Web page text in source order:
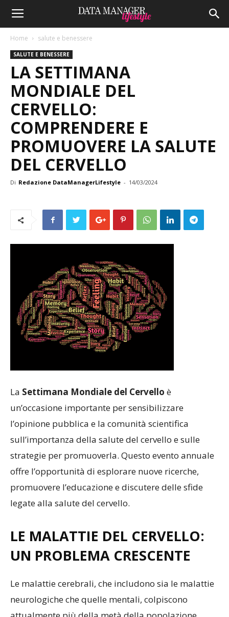
Home salute e benessere
SALUTE E BENESSERE
LA SETTIMANA
MONDIALE DEL
CERVELLO:
COMPRENDERE E
PROMUOVERE LA SALUTE
DEL CERVELLO
Di Redazione DataManagerLifestyle - 14/03/2024
La Settimana Mondiale del Cervello è
un’occasione importante per sensibilizzare
l’opinione pubblica e la comunità scientifica
sull’importanza della salute del cervello e sulle
strategie per promuoverla. Questo evento annuale
offre l’opportunità di esplorare nuove ricerche,
promuovere l’educazione e discutere delle sfide
legate alla salute del cervello.
LE MALATTIE DEL CERVELLO:
UN PROBLEMA CRESCENTE
Le malattie cerebrali, che includono sia le malattie
neurologiche che quelle mentali, colpiscono